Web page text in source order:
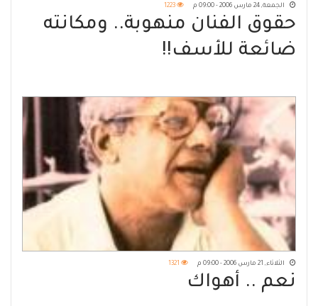
الجمعة, 24 مارس 2006 - 09:00 م 1223
حقوق الفنان منهوبة.. ومكانته
ضائعة للأسف!!
الثلاثاء, 21 مارس 2006 - 09:00 م 1321
نعم .. أهواك